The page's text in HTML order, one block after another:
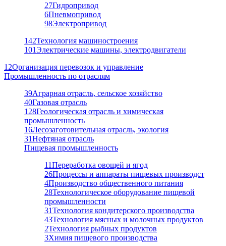
27Гидропривод
6Пневмопривод
98Электропривод
142Технология машиностроения
101Электрические машины, электродвигатели
12Организация перевозок и управление
Промышленность по отраслям
39Аграрная отрасль, сельское хозяйство
40Газовая отрасль
128Геологическая отрасль и химическая
промышленность
16Лесозаготовительная отрасль, экология
31Нефтяная отрасль
Пищевая промышленность
11Переработка овощей и ягод
26Процессы и аппараты пищевых производст
4Производство общественного питания
28Технологическое оборудование пищевой
промышленности
31Технология кондитерского производства
43Технология мясных и молочных продуктов
2Технология рыбных продуктов
3Химия пищевого производства